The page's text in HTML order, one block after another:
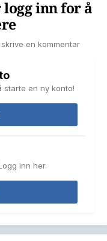
inn for å
en kommentar
starte en ny konto!
inn her.